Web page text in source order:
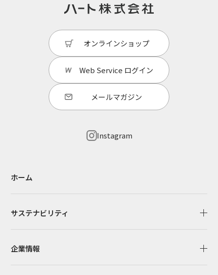
オンラインショップ
Web Service ログイン
メールマガジン
Instagram
ホーム
サステナビリティ
企業情報